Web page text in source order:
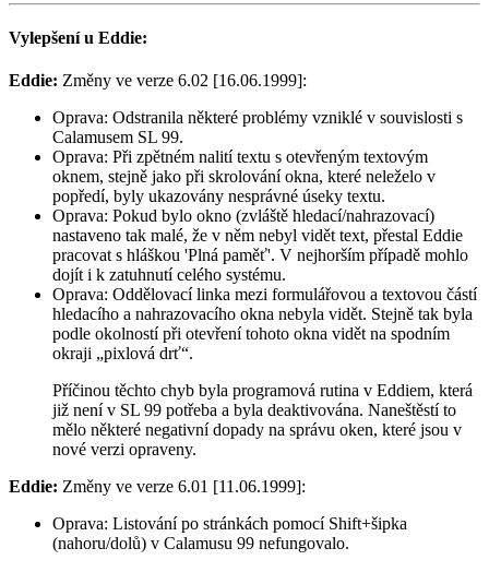
Vylepšení u Eddie:
Eddie: Změny ve verze 6.02 [16.06.1999]:
Oprava: Odstranila některé problémy vzniklé v souvislosti s
Calamusem SL 99.
Oprava: Při zpětném nalití textu s otevřeným textovým
oknem, stejně jako při skrolování okna, které neleželo v
popředí, byly ukazovány nesprávné úseky textu.
Oprava: Pokud bylo okno (zvláště hledací/nahrazovací)
nastaveno tak malé, že v něm nebyl vidět text, přestal Eddie
pracovat s hláškou 'Plná paměť'. V nejhorším případě mohlo
dojít i k zatuhnutí celého systému.
Oprava: Oddělovací linka mezi formulářovou a textovou částí
hledacího a nahrazovacího okna nebyla vidět. Stejně tak byla
podle okolností při otevření tohoto okna vidět na spodním
okraji
pixlová drť .
Příčinou těchto chyb byla programová rutina v Eddiem, která
již není v SL 99 potřeba a byla deaktivována. Naneštěstí to
mělo některé negativní dopady na správu oken, které jsou v
nové verzi opraveny.
Eddie: Změny ve verze 6.01 [11.06.1999]:
Oprava: Listování po stránkách pomocí Shift+šipka
(nahoru/dolů) v Calamusu 99 nefungovalo.